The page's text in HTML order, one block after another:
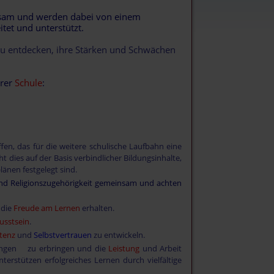
und werden dabei von einem
und unterstützt.
ihre Stärken und Schwächen
Schule:
das für die weitere schulische Laufbahn eine
dies auf der Basis verbindlicher Bildungsinhalte,
festgelegt sind.
Religionszugehörigkeit gemeinsam und achten
Freude am Lernen erhalten.
.
und Selbstvertrauen zu entwickeln.
zu erbringen und die Leistung und Arbeit
erfolgreiches Lernen durch vielfältige